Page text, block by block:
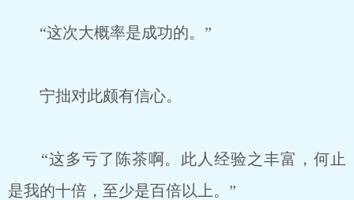
“这次大概率是成功的。”
宁拙对此颇有信心。
“这多亏了陈茶啊。此人经验之丰富，何止
是我的十倍，至少是百倍以上。”